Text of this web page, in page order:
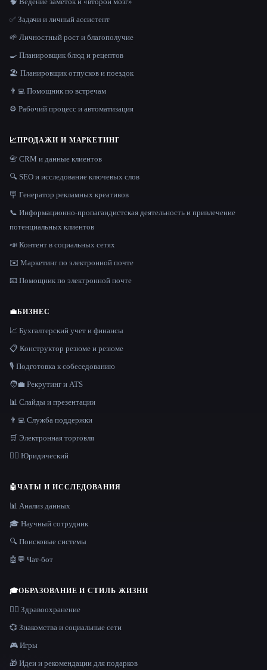
✅ Задачи и личный ассистент
🌱 Личностный рост и благополучие
🍳 Планировщик блюд и рецептов
🏖 Планировщик отпусков и поездок
👨‍💻 Помощник по встречам
⚙️ Рабочий процесс и автоматизация
📈ПРОДАЖИ И МАРКЕТИНГ
📇 CRM и данные клиентов
🔍 SEO и исследование ключевых слов
🪧 Генератор рекламных креативов
📞 Информационно-пропагандистская деятельность и привлечение
потенциальных клиентов
📣 Контент в социальных сетях
✉️ Маркетинг по электронной почте
📧 Помощник по электронной почте
💼БИЗНЕС
📈 Бухгалтерский учет и финансы
📋 Конструктор резюме и резюме
🎙️ Подготовка к собеседованию
🧑‍💼 Рекрутинг и ATS
📊 Слайды и презентации
👨‍💻 Служба поддержки
🛒 Электронная торговля
👩‍⚖️ Юридический
🤖ЧАТЫ И ИССЛЕДОВАНИЯ
📊 Анализ данных
🎓 Научный сотрудник
🔍 Поисковые системы
🤖💬 Чат-бот
🎓ОБРАЗОВАНИЕ И СТИЛЬ ЖИЗНИ
👩‍⚕️ Здравоохранение
💞 Знакомства и социальные сети
🎮 Игры
🎁 Идеи и рекомендации для подарков